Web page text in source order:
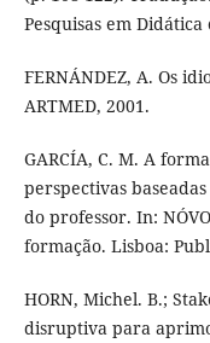
Pesquisas em
FERNÁNDEZ, A. Os
ARTMED, 2001.
GARCÍA, C. M. A
perspectivas
do professor. In:
formação. Lisboa:
HORN, Michel. B.;
disruptiva para